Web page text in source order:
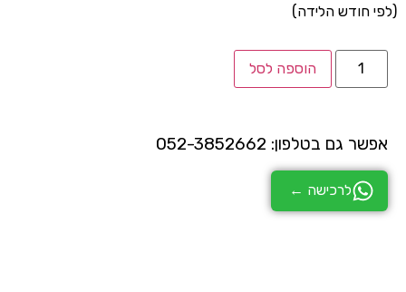
(לפי חודש הלידה)
הוספה לסל
אפשר גם בטלפון: 052-3852662
לרכישה ←